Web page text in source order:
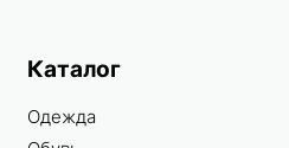
Каталог
Одежда